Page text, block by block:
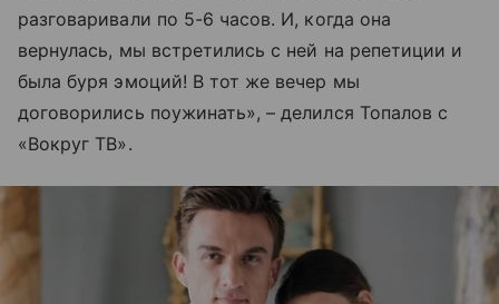
разговаривали по 5-6 часов. И, когда она
вернулась, мы встретились с ней на репетиции и
была буря эмоций! В тот же вечер мы
договорились поужинать», – делился Топалов с
«Вокруг ТВ».